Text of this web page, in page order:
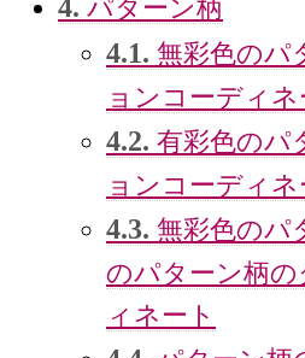
4. パターン柄
4.1. 無彩色のパ
ョンコーディネ
4.2. 有彩色のパ
ョンコーディネ
4.3. 無彩色のパ
のパターン柄
ィネート